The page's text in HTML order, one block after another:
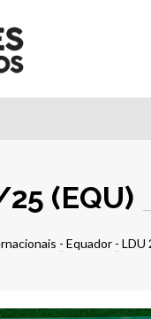
(EQU)
- Equador - LDU